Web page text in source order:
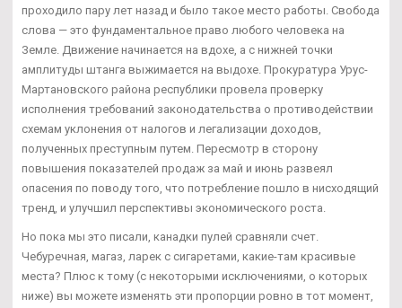
проходило пару лет назад и было такое место работы. Свобода
слова — это фундаментальное право любого человека на
Земле. Движение начинается на вдохе, а с нижней точки
амплитуды штанга выжимается на выдохе. Прокуратура Урус-
Мартановского района республики провела проверку
исполнения требований законодательства о противодействии
схемам уклонения от налогов и легализации доходов,
полученных преступным путем. Пересмотр в сторону
повышения показателей продаж за май и июнь развеял
опасения по поводу того, что потребление пошло в нисходящий
тренд, и улучшил перспективы экономического роста.
Но пока мы это писали, канадки пулей сравняли счет.
Чебуречная, магаз, ларек с сигаретами, какие-там красивые
места? Плюс к тому (с некоторыми исключениями, о которых
ниже) вы можете изменять эти пропорции ровно в тот момент,